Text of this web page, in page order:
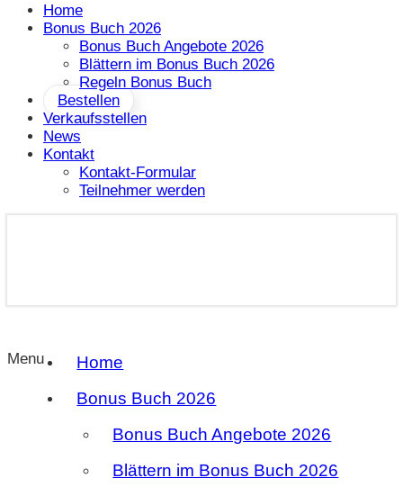
Home
Bonus Buch 2026
Bonus Buch Angebote 2026
Blättern im Bonus Buch 2026
Regeln Bonus Buch
Bestellen
Verkaufsstellen
News
Kontakt
Kontakt-Formular
Teilnehmer werden
Menu
Home
Bonus Buch 2026
Bonus Buch Angebote 2026
Blättern im Bonus Buch 2026